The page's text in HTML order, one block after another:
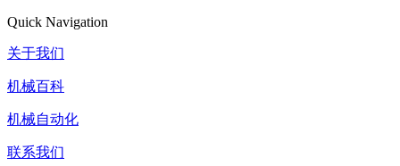
Quick Navigation
关于我们
机械百科
机械自动化
联系我们